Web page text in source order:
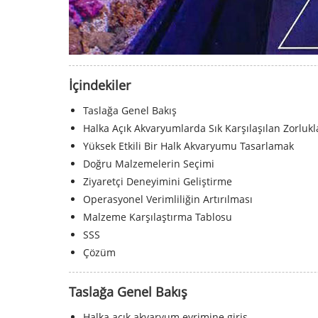
İçindekiler
Taslağa Genel Bakış
Halka Açık Akvaryumlarda Sık Karşılaşılan
Yüksek Etkili Bir Halk Akvaryumu Tasarlamak
Doğru Malzemelerin Seçimi
Ziyaretçi Deneyimini Geliştirme
Operasyonel Verimliliğin Artırılması
Malzeme Karşılaştırma Tablosu
SSS
Çözüm
Taslağa Genel Bakış